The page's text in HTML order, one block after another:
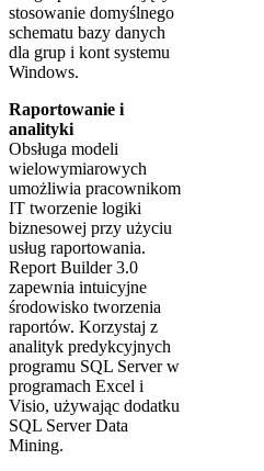
stosowanie domyślnego
schematu bazy danych
dla grup i kont systemu
Windows.
Raportowanie i
analityki
Obsługa modeli
wielowymiarowych
umożliwia pracownikom
IT tworzenie logiki
biznesowej przy użyciu
usług raportowania.
Report Builder 3.0
zapewnia intuicyjne
środowisko tworzenia
raportów. Korzystaj z
analityk predykcyjnych
programu SQL Server w
programach Excel i
Visio, używając dodatku
SQL Server Data
Mining.